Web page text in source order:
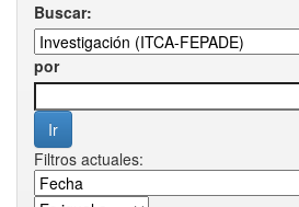
Buscar:
por
Filtros actuales: